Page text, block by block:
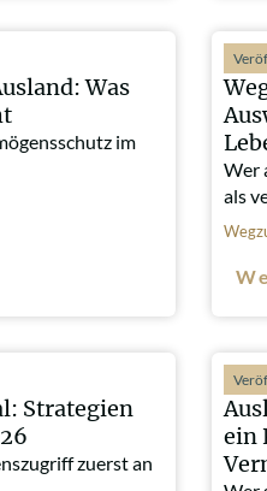
Was
im
Wer
als
Strategien
zuerst an
ein